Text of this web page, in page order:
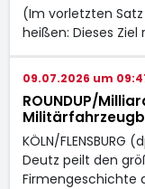
(Im vorletzten
heißen: Dieses Ziel
09.07.2026 um
ROUNDUP/
KÖLN/
Deutz peilt den
Firmengeschichte